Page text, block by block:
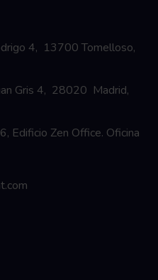
4, 13700 Tomelloso,
Gris 4, 28020 Madrid,
Edificio Zen Office. Oficina